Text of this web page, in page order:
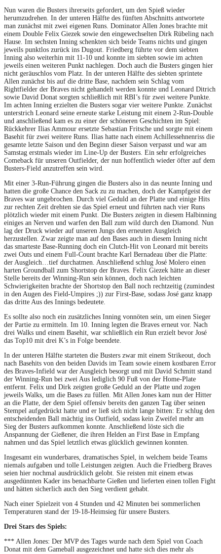
Nun waren die Busters ihrerseits gefordert, um den Spieß wieder
herumzudrehen. In der unteren Hälfte des fünften Abschnitts antwortete
man zunächst mit zwei eigenen Runs. Dominator Allen Jones brachte mit
einem Double Felix Giezek sowie den eingewechselten Dirk Rübeling nach
Hause. Im sechsten Inning schenkten sich beide Teams nichts und gingen
jeweils punktlos zurück ins Dugout. Friedberg führte vor dem siebten
Inning also weiterhin mit 11-10 und konnte im siebten sowie im achten
jeweils einen weiteren Punkt nachlegen. Doch auch die Busters gingen hier
nicht geräuschlos vom Platz. In der unteren Hälfte des siebten sprintete
Allen zunächst bis auf die dritte Base, nachdem sein Schlag vom
Rightfielder der Braves nicht gehandelt werden konnte und Leonard Ditrich
sowie David Donat sorgten schließlich mit RBI’s für zwei weitere Punkte.
Im achten Inning erzielten die Busters sogar vier weitere Punkte. Zunächst
unterstrich Leonard seine erneute starke Leistung mit einem 2-Run-Double
und anschließend kam es zu einer der schöneren Geschichten im Spiel:
Rückkehrer Ilias Ammour ersetzte Sebastian Fritsche und sorgte mit einem
Basehit für zwei weitere Runs. Ilias hatte nach einem Achillessehnenriss die
gesamte letzte Saison und den Beginn dieser Saison verpasst und war am
Samstag erstmals wieder im Line-Up der Busters. Ein sehr erfolgreiches
Comeback für unseren Outfielder, der nun hoffentlich wieder öfter auf dem
Busters-Field anzutreffen sein wird.
Mit einer 3-Run-Führung gingen die Busters also in das neunte Inning und
hatten die große Chance den Sack zu zu machen, doch der Kampfgeist der
Braves war ungebrochen. Durch viel Geduld an der Platte und einige Hits
zur rechten Zeit drehten sie das Spiel erneut und führten nach vier Runs
plötzlich wieder mit einem Punkt. Die Busters zeigten in diesem Halbinning
einiges an Nerven und warfen den Ball zum wild durch den Diamond. Nun
lag der Druck wieder auf unseren Jungs den erneuten Ausgleich
herzustellen. Zwar zeigte man auf den Bases auch in diesem Inning nicht
das smarteste Base-Running doch ein Clutch-Hit von Leonard mit bereits
zwei Outs und einem Full-Count brachte Karl Bernadeau über die Platte:
der Ausgleich…tief durchatmen. Anschließend schlug José Molero einen
harten Groundball zum Shortstop der Braves. Felix Giezek hätte an dieser
Stelle bereits der Winning-Run sein können, doch nach leichten
Schwierigkeiten brachte der Shortstop den Ball noch rechtzeitig (zumindest
in den Augen des Field-Umpires ;)) zur First-Base, sodass José ganz knapp
das dritte Aus des Innings bedeutete.
Es sollte also noch ein zusätzliches Inning vonnöten sein, um einen Sieger
der Partie zu ermitteln. Im 10. Inning legten die Braves erneut vor. Nach
drei Walks und einem Basehit, war schließlich ein Run erzielt bevor José
das Top10 mit drei K’s in Folge beendete.
In der unteren Hälfte starteten die Busters zwar mit einem Strikeout, doch
nach Basehits von den beiden Davids im Team sowie einem kostbaren Error
des Braves-Infield war der Ausgleich besorgt und mit David Schmitt stand
der Winning-Run bei zwei Aus lediglich 90 Fuß von der Home-Plate
entfernt. Felix und Dirk zeigten große Geduld an der Platte und zogen
jeweils Walks, um die Bases zu füllen. Mit Allen Jones kam nun der Hitter
an die Platte, der dem Spiel offensiv bereits den ganzen Tag über seinen
Stempel aufgedrückt hatte und er ließ sich nicht lange bitten: Er schlug den
entscheidenden Ball mächtig ins Outfield, sodass kein Zweifel mehr am
Sieg der Busters aufkommen konnte. Anschließend löste sich die
Anspannung der Gießener, die ihren Helden an First Base in Empfang
nahmen und das Spiel letztlich etwas glücklich gewinnen konnten.
Insgesamt ein wunderbares, dramatisches Spiel, in welchem beide Teams
niemals aufgaben und tolle Leistungen zeigten. Auch die Friedberg Braves
seien hier nochmal ausdrücklich gelobt. Sie reisten mit einem etwas
ausgedünnten Kader ins benachbarte Gießen und lieferten einen tollen Fight
und hätten sicherlich auch den Sieg verdient gehabt.
Nach einer Spielzeit von 4 Stunden und 42 Minuten bei sommerlichen
Temperaturen stand der 19-18-Heimsieg für unsere Busters.
Drei Stars des Spiels:
*** Allen Jones: Der MVP des Tages wurde nach dem Spiel von Coach
Donat mit dem Gameball ausgezeichnet und hatte sich dies mehr als